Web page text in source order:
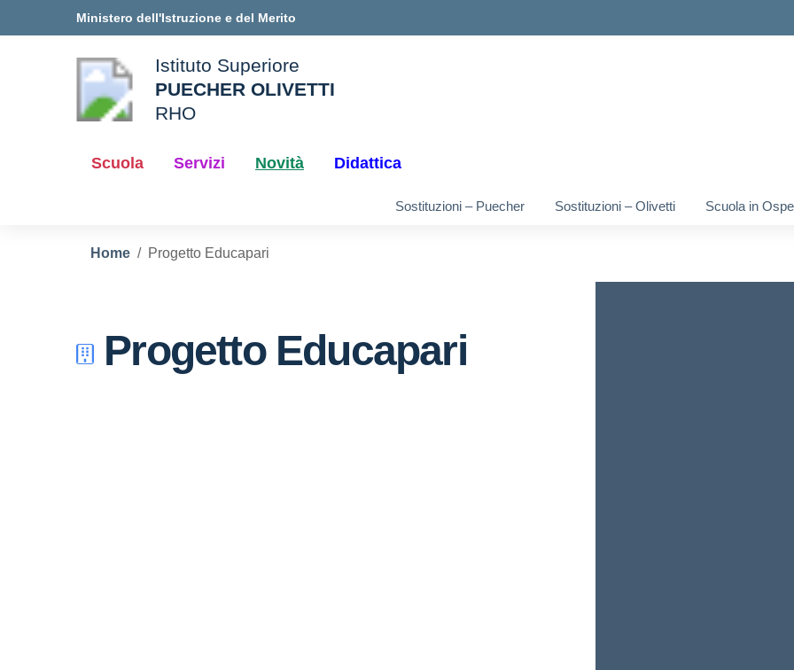
Ministero dell'Istruzione e del Merito
della scuola
Istituto Superiore
PUECHER OLIVETTI
RHO
Scuola Servizi Novità Didattica
Sostituzioni – Puecher Sostituzioni – Olivetti Scuola in
Home Progetto Educapari
Progetto Educapari